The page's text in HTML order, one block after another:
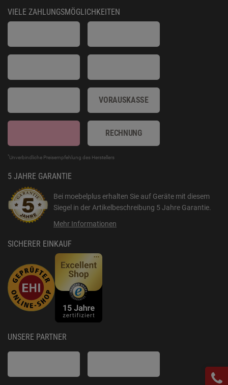
VIELE ZAHLUNGSMÖGLICHKEITEN
VORAUSKASSE
RECHNUNG
*Unverbindliche Preisempfehlung des Herstellers
5 JAHRE GARANTIE
Bei moebelplus erhalten Sie auf Geräte mit diesem
Siegel in der Artikelbeschreibung 5 Jahre Garantie.
Mehr Informationen
SICHERER EINKAUF
UNSERE PARTNER